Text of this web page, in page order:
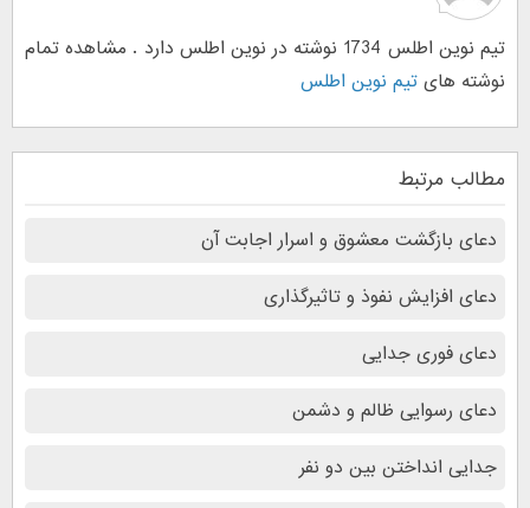
تیم نوین اطلس 1734 نوشته در نوین اطلس دارد . مشاهده تمام
نوشته های تیم نوین اطلس
مطالب مرتبط
دعای بازگشت معشوق و اسرار اجابت آن
دعای افزایش نفوذ و تاثیرگذاری
دعای فوری جدایی
دعای رسوایی ظالم و دشمن
جدایی انداختن بین دو نفر